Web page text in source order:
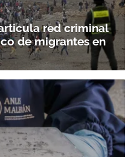
red criminal
de migrantes en